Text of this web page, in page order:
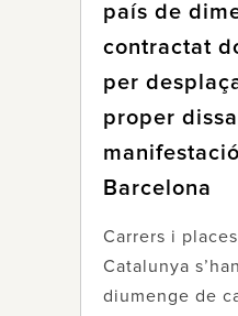
país de
contractat
per
proper
Barcelona
Carrers i
Catalunya
diumenge de